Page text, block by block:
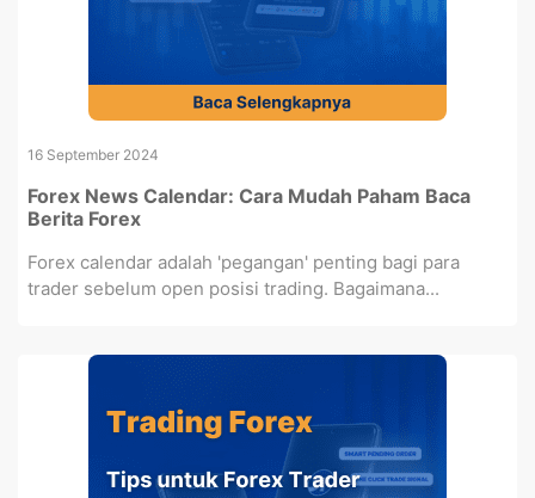
16 September 2024
Forex News Calendar: Cara Mudah Paham Baca
Berita Forex
Forex calendar adalah 'pegangan' penting bagi para
trader sebelum open posisi trading. Bagaimana...